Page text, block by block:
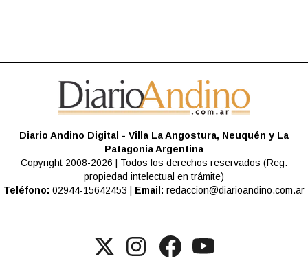
Diario Andino Digital - Villa La Angostura, Neuquén y La
Patagonia Argentina
Copyright 2008-2026 | Todos los derechos reservados (Reg.
propiedad intelectual en trámite)
Teléfono: 02944-15642453 | Email: redaccion@diarioandino.com.ar